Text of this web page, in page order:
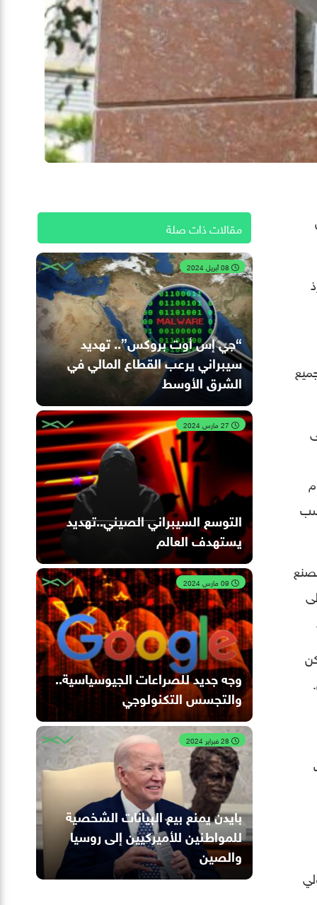
مقالات ذات صلة
“جي إس أوت بروكس”.. تهديد
سيبراني يرعب القطاع المالي في
الشرق الأوسط
التوسع السيبراني الصيني..تهديد
يستهدف العالم
وجه جديد للصراعات الجيوسياسية..
والتجسس التكنولوجي
بايدن يمنع بيع البيانات الشخصية
للمواطنين للأميركيين إلى روسيا
والصين